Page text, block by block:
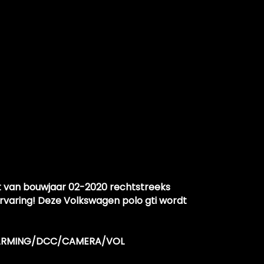
bouwjaar 02-2020 rechtstreeks
Deze Volkswagen polo gti wordt
DCC/CAMERA/VOL